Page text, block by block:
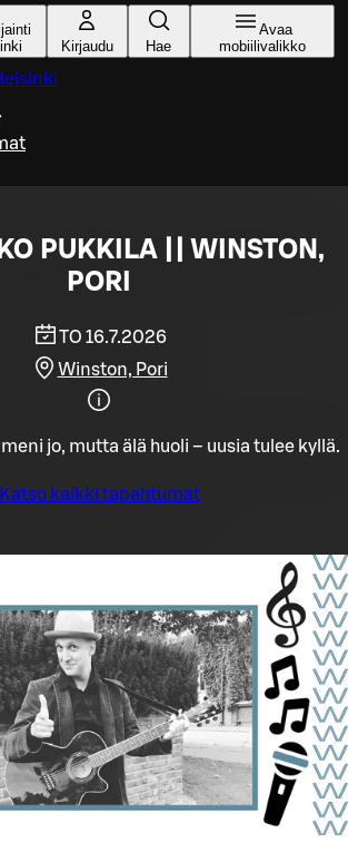
Kirjaudu Hae
Avaa
mobiilivalikko
PUKKILA || WINSTON,
PORI
TO 16.7.2026
Winston, Pori
jo, mutta älä huoli – uusia tulee kyllä.
Katso kaikki tapahtumat